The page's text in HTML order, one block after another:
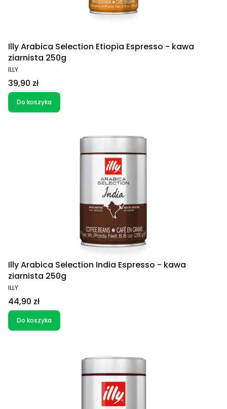
Illy Arabica Selection Etiopia Espresso - kawa
ziarnista 250g
PRODUCENT
ILLY
Cena
39,90 zł
Do koszyka
Illy Arabica Selection India Espresso - kawa
ziarnista 250g
PRODUCENT
ILLY
Cena
44,90 zł
Do koszyka